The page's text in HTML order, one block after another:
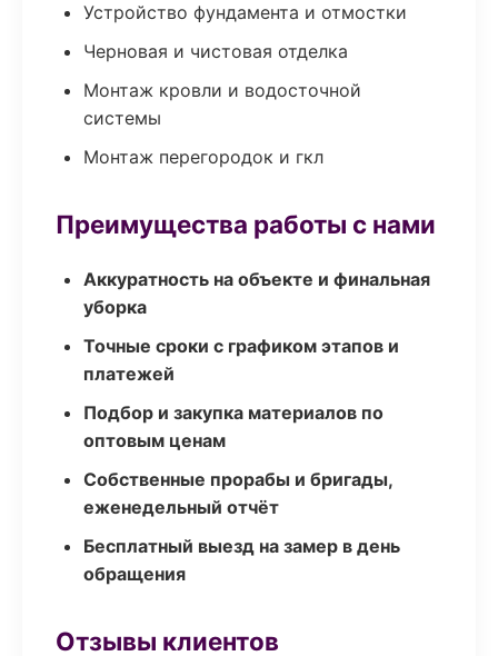
Устройство фундамента и отмостки
Черновая и чистовая отделка
Монтаж кровли и водосточной
системы
Монтаж перегородок и гкл
Преимущества работы с нами
Аккуратность на объекте и финальная
уборка
Точные сроки с графиком этапов и
платежей
Подбор и закупка материалов по
оптовым ценам
Собственные прорабы и бригады,
еженедельный отчёт
Бесплатный выезд на замер в день
обращения
Отзывы клиентов